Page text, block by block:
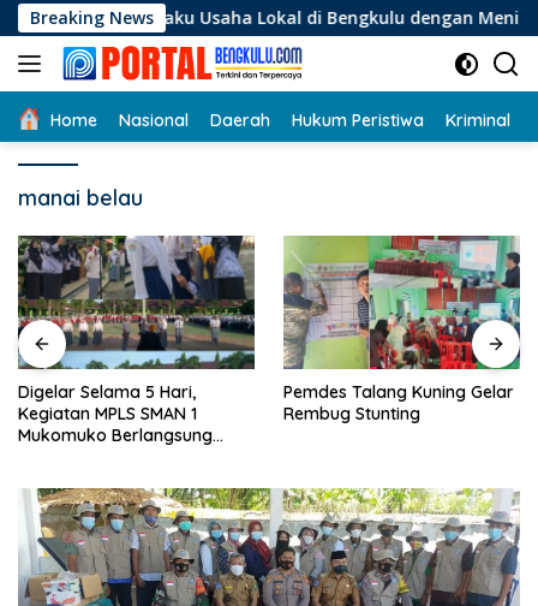
Langsung
ke
konten
Breaking News
Pelaku Usaha Lokal di Bengkulu dengan Meningkatkan
Home Nasional Daerah Hukum Peristiwa Kriminal
manai belau
Digelar Selama 5 Hari,
Kegiatan MPLS SMAN 1
Mukomuko Berlangsung
Pemdes Talang Kuning Gelar
Rembug Stunting